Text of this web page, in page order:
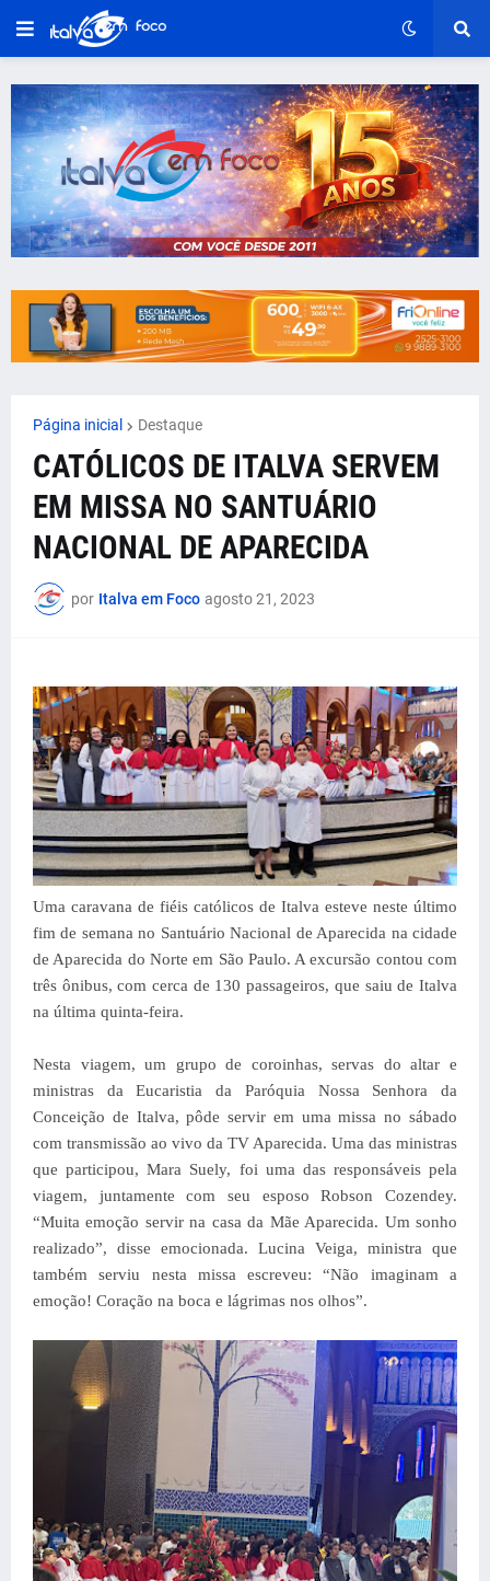
Página inicial Destaque
CATÓLICOS DE ITALVA SERVEM
EM MISSA NO SANTUÁRIO
NACIONAL DE APARECIDA
por Italva em Foco agosto 21, 2023
Uma caravana de fiéis católicos de Italva esteve neste último
fim de semana no Santuário Nacional de Aparecida na cidade
de Aparecida do Norte em São Paulo. A excursão contou com
três ônibus, com cerca de 130 passageiros, que saiu de Italva
na última quinta-feira.
Nesta viagem, um grupo de coroinhas, servas do altar e
ministras da Eucaristia da Paróquia Nossa Senhora da
Conceição de Italva, pôde servir em uma missa no sábado
com transmissão ao vivo da TV Aparecida. Uma das ministras
que participou, Mara Suely, foi uma das responsáveis pela
viagem, juntamente com seu esposo Robson Cozendey.
“Muita emoção servir na casa da Mãe Aparecida. Um sonho
realizado”, disse emocionada. Lucina Veiga, ministra que
também serviu nesta missa escreveu: “Não imaginam a
emoção! Coração na boca e lágrimas nos olhos”.